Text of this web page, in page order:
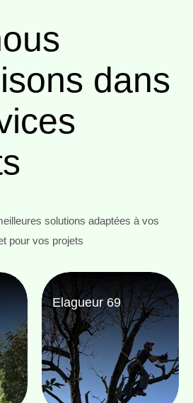
dans
solutions adaptées à vos
pour vos projets
Elagueur 69